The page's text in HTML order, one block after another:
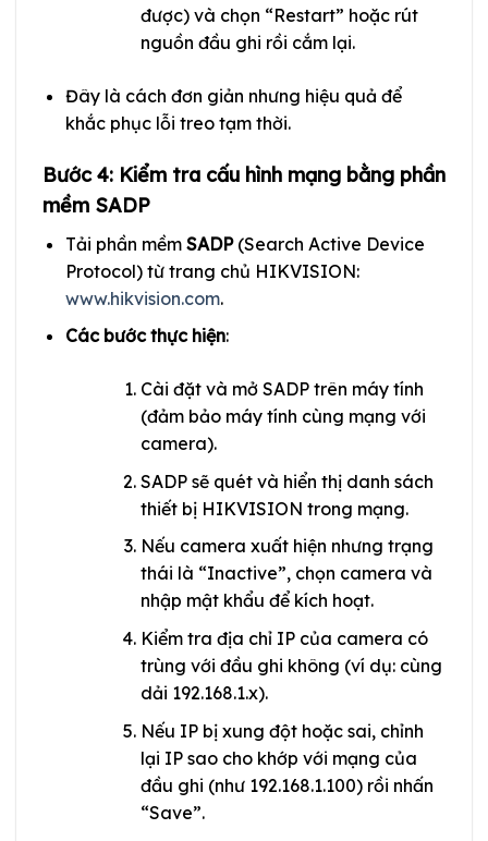
được) và chọn “Restart” hoặc rút
nguồn đầu ghi rồi cắm lại.
Đây là cách đơn giản nhưng hiệu quả để
khắc phục lỗi treo tạm thời.
Bước 4: Kiểm tra cấu hình mạng bằng phần
mềm SADP
Tải phần mềm SADP(Search Active Device
Protocol) từ trang chủ HIKVISION:
www.hikvision.com.
Các bước thực hiện:
Cài đặt và mở SADP trên máy tính
(đảm bảo máy tính cùng mạng với
camera).
SADP sẽ quét và hiển thị danh sách
thiết bị HIKVISION trong mạng.
Nếu camera xuất hiện nhưng trạng
thái là “Inactive”, chọn camera và
nhập mật khẩu để kích hoạt.
Kiểm tra địa chỉ IP của camera có
trùng với đầu ghi không (ví dụ: cùng
dải 192.168.1.x).
Nếu IP bị xung đột hoặc sai, chỉnh
lại IP sao cho khớp với mạng của
đầu ghi (như 192.168.1.100) rồi nhấn
“Save”.